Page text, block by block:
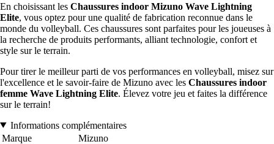
En choisissant les Chaussures indoor Mizuno Wave Lightning
Elite, vous optez pour une qualité de fabrication reconnue dans le
monde du volleyball. Ces chaussures sont parfaites pour les joueuses à
la recherche de produits performants, alliant technologie, confort et
style sur le terrain.
Pour tirer le meilleur parti de vos performances en volleyball, misez sur
l'excellence et le savoir-faire de Mizuno avec les Chaussures indoor
femme Wave Lightning Elite. Élevez votre jeu et faites la différence
sur le terrain!
Informations complémentaires
Marque
Mizuno